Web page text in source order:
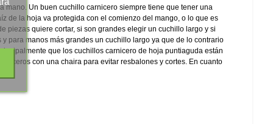
mano. Un buen cuchillo carnicero siempre tiene que tener una
de la hoja va protegida con el comienzo del mango, o lo que es
piezas quiere cortar, si son grandes elegir un cuchillo largo y si
para manos más grandes un cuchillo largo ya que de lo contrario
que los cuchillos carnicero de hoja puntiaguda están
con una chaira para evitar resbalones y cortes. En cuanto